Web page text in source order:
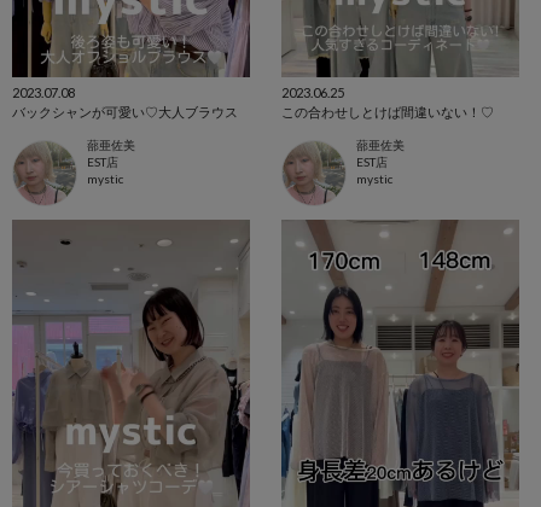
2023.07.08
バックシャンが可愛い♡大人ブラウス
蔀亜佐美
EST店
mystic
2023.06.25
この合わせしとけば間違いない！♡
蔀亜佐美
EST店
mystic